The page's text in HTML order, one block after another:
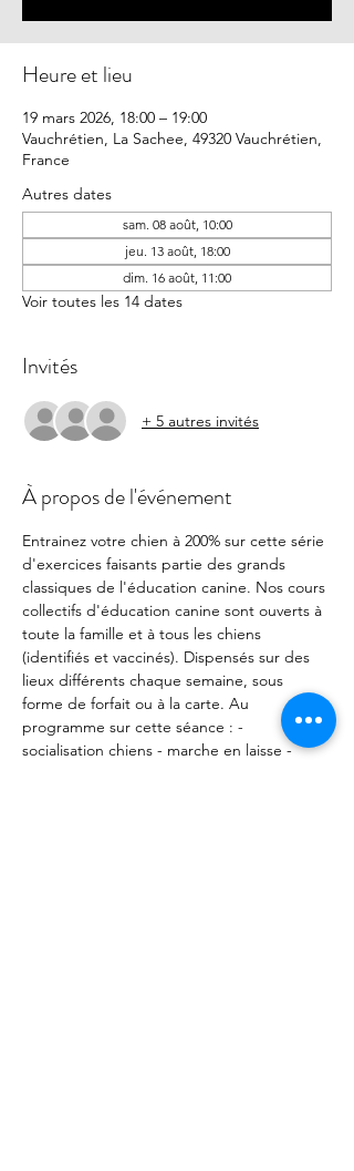
Heure et lieu
19 mars 2026, 18:00 – 19:00
Vauchrétien, La Sachee, 49320 Vauchrétien,
France
Autres dates
sam. 08 août, 10:00
jeu. 13 août, 18:00
dim. 16 août, 11:00
Voir toutes les 14 dates
Invités
+ 5 autres invités
À propos de l'événement
Entrainez votre chien à 200% sur cette série
d'exercices faisants partie des grands
classiques de l'éducation canine. Nos cours
collectifs d'éducation canine sont ouverts à
toute la famille et à tous les chiens
(identifiés et vaccinés). Dispensés sur des
lieux différents chaque semaine, sous
forme de forfait ou à la carte. Au
programme sur cette séance : -
socialisation chiens - marche en laisse -